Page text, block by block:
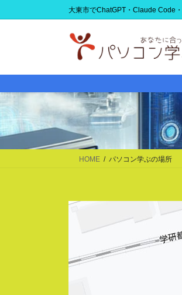
ン
に
移
動
ビ
ョ
ン
に
移
動
大東市でChatGPT・Claude Code
HOME パソコン学ぶの場所